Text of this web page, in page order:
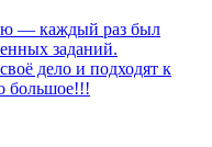
— каждый раз был
заданий.
дело и подходят к
большое!!!